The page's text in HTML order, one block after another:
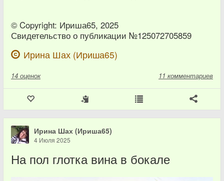
© Copyright: Ириша65, 2025
Свидетельство о публикации №125072705859
Ирина Шах (Ириша65)
14 оценок 11 комментариев
Ирина Шах (Ириша65)
4 Июля 2025
На пол глотка вина в бокале